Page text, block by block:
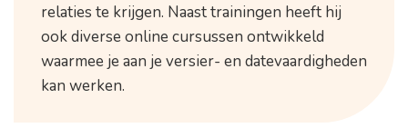
relaties te krijgen. Naast trainingen heeft hij
ook diverse online cursussen ontwikkeld
waarmee je aan je versier- en datevaardigheden
kan werken.